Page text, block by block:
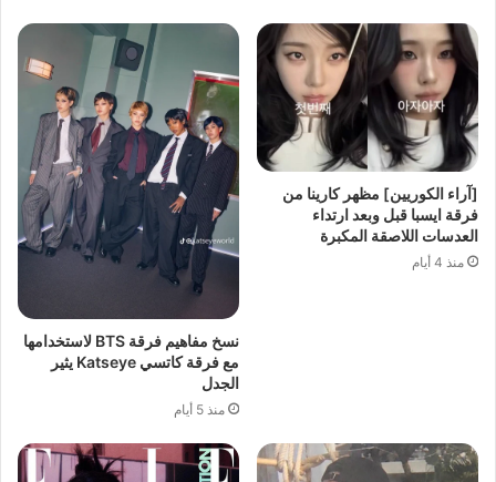
[آراء الكوريين] مظهر كارينا من
فرقة ايسبا قبل وبعد ارتداء
العدسات اللاصقة المكبرة
منذ 4 أيام
نسخ مفاهيم فرقة BTS لاستخدامها
مع فرقة كاتسي Katseye يثير
الجدل
منذ 5 أيام